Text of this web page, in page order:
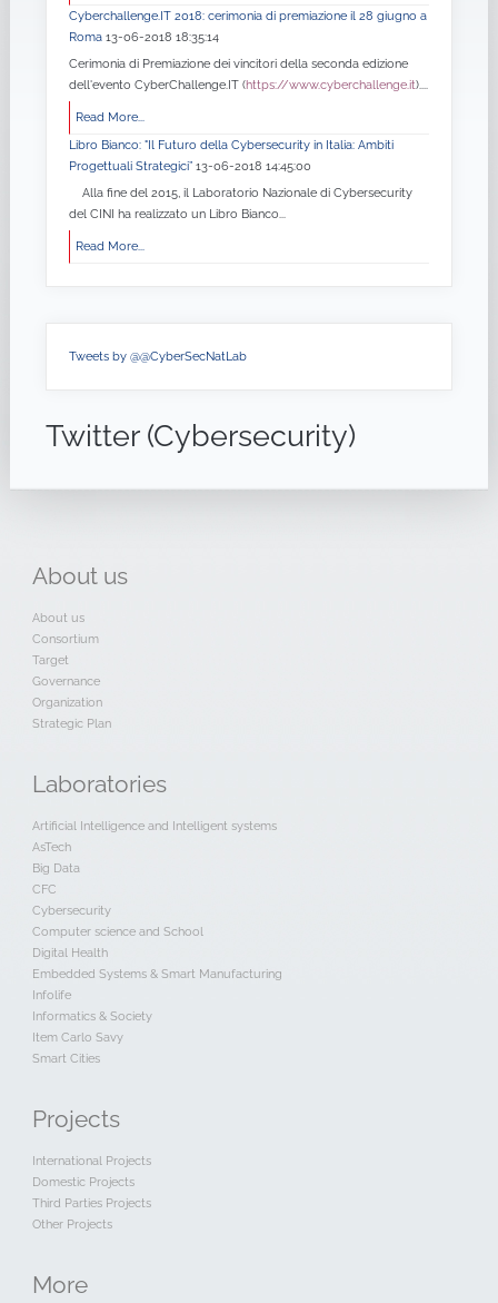
Cyberchallenge.IT 2018: cerimonia di premiazione il 28 giugno a
Roma 13-06-2018 18:35:14
Cerimonia di Premiazione dei vincitori della seconda edizione
dell'evento CyberChallenge.IT (https://www.cyberchallenge.it)....
Read More...
Libro Bianco: "Il Futuro della Cybersecurity in Italia: Ambiti
Progettuali Strategici” 13-06-2018 14:45:00
Alla fine del 2015, il Laboratorio Nazionale di Cybersecurity
del CINI ha realizzato un Libro Bianco...
Read More...
Tweets by @@CyberSecNatLab
Twitter (Cybersecurity)
About us
About us
Consortium
Target
Governance
Organization
Strategic Plan
Laboratories
Artificial Intelligence and Intelligent systems
AsTech
Big Data
CFC
Cybersecurity
Computer science and School
Digital Health
Embedded Systems & Smart Manufacturing
Infolife
Informatics & Society
Item Carlo Savy
Smart Cities
Projects
International Projects
Domestic Projects
Third Parties Projects
Other Projects
More